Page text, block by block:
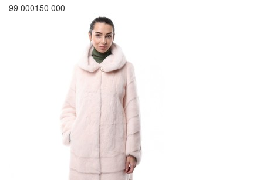
99 000150 000